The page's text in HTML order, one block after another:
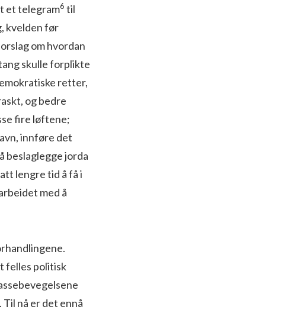
et telegram6 til
kvelden før
om hvordan
skulle forplikte
retter,
og bedre
fire løftene;
innføre det
beslaglegge jorda
lengre tid å få i
med å
felles politisk
nå er det ennå